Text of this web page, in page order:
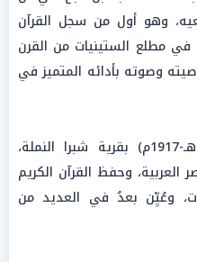
وهو أول من سجل القرآن
في مطلع الستينيات من القرن
(1379هـ) فذاع صيته وصوته بأدائه المتميز في
ولد الشيخ الحصري سنة (1335هـ-1917م) بقرية شبرا النملة،
وحفظ القرآن الكريم
وعُيِّن بعدُ في العديد من